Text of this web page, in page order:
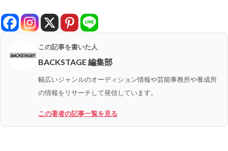
この記事を書いた人
BACKSTAGE 編集部
幅広いジャンルのオーディション情報や芸能事務所や養成所
の情報をリサーチして発信しています。
この著者の記事一覧を見る